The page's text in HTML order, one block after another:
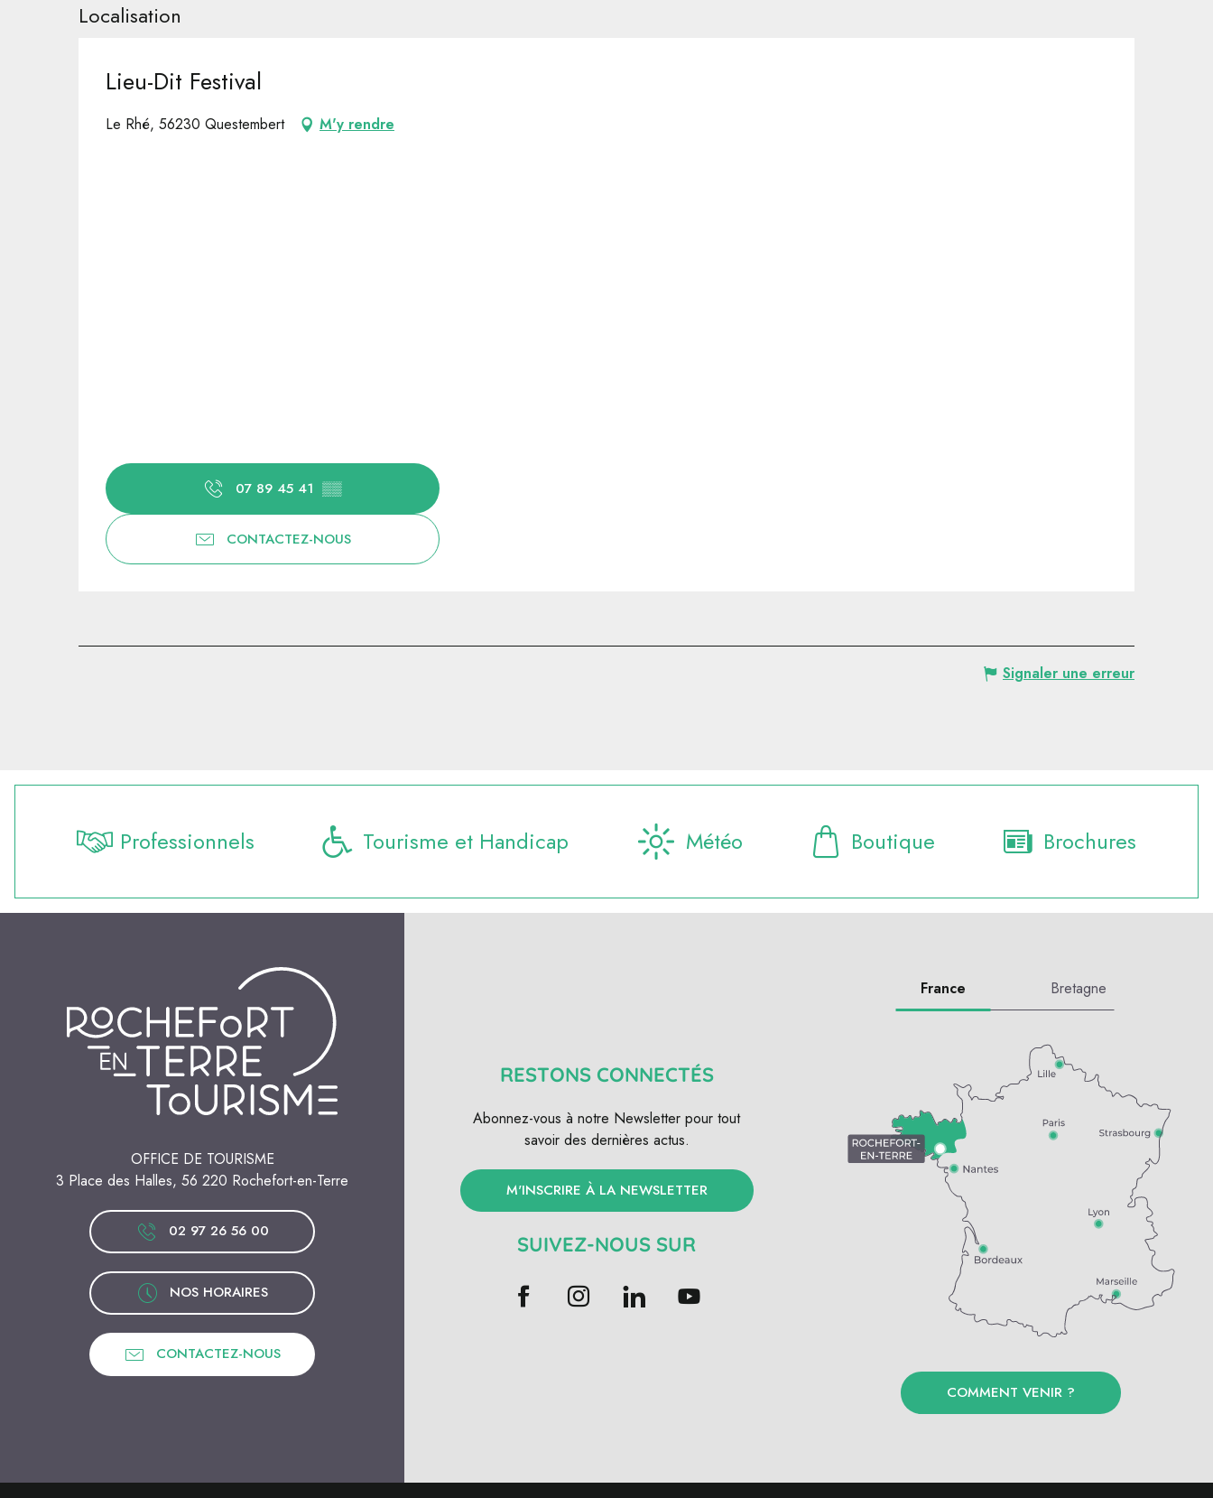
Localisation
Lieu-Dit Festival
Le Rhé, 56230 Questembert M'y rendre
07 89 45 41 ▒▒
CONTACTEZ-NOUS
Signaler une erreur
Professionnels Tourisme et Handicap Météo Boutique Brochures
OFFICE DE TOURISME
3 Place des Halles, 56 220 Rochefort-en-Terre
02 97 26 56 00
NOS HORAIRES
CONTACTEZ-NOUS
RESTONS CONNECTÉS
Abonnez-vous à notre Newsletter pour tout
savoir des dernières actus.
M'INSCRIRE À LA NEWSLETTER
SUIVEZ-NOUS SUR
France Bretagne
COMMENT VENIR ?